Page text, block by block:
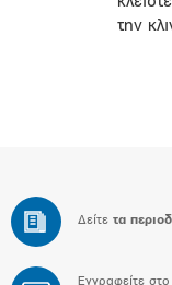
την
Δείτε τα
Εγγραφείτε